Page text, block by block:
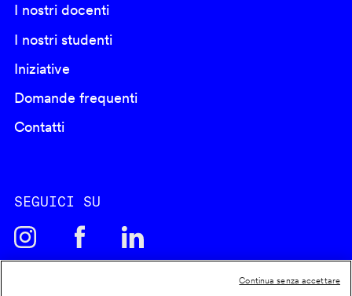
I nostri docenti
I nostri studenti
Iniziative
Domande frequenti
Contatti
SEGUICI SU
Continua senza accettare